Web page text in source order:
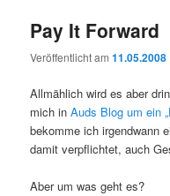
Pay It Forward
Veröffentlicht am11.05.2008
Allmählich wird es aber
mich inAuds Blog um ein
bekomme ich irgendwann
damit verpflichtet, auch
Aber um was geht es?